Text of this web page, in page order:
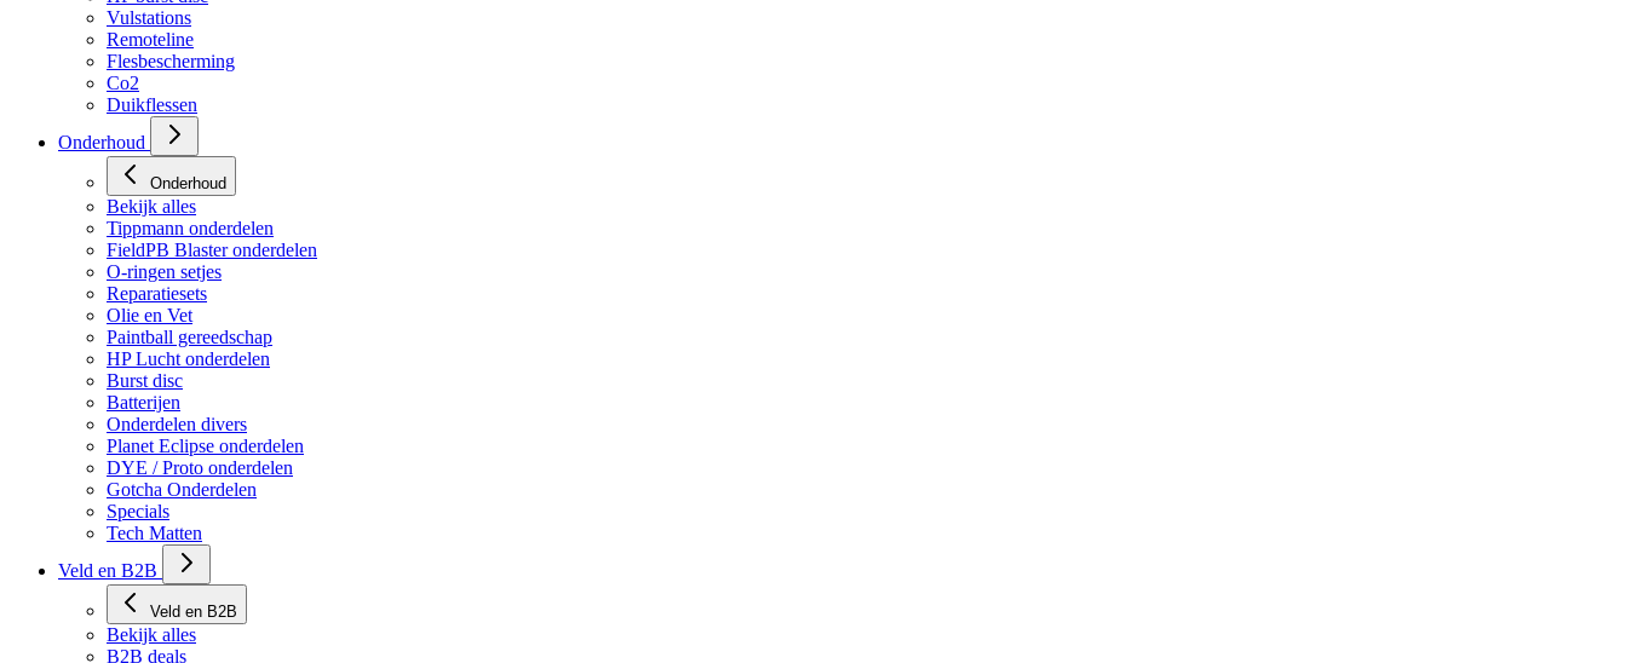
Vulstations
Remoteline
Flesbescherming
Co2
Duikflessen
Onderhoud
Onderhoud
Bekijk alles
Tippmann onderdelen
FieldPB Blaster onderdelen
O-ringen setjes
Reparatiesets
Olie en Vet
Paintball gereedschap
HP Lucht onderdelen
Burst disc
Batterijen
Onderdelen divers
Planet Eclipse onderdelen
DYE / Proto onderdelen
Gotcha Onderdelen
Specials
Tech Matten
Veld en B2B
Veld en B2B
Bekijk alles
B2B deals